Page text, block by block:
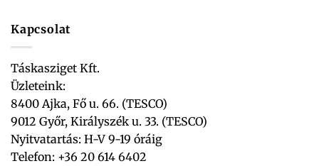
Kapcsolat
Táskasziget Kft.
Üzleteink:
8400 Ajka, Fő u. 66. (TESCO)
9012 Győr, Királyszék u. 33. (TESCO)
Nyitvatartás: H-V 9-19 óráig
Telefon: +36 20 614 6402